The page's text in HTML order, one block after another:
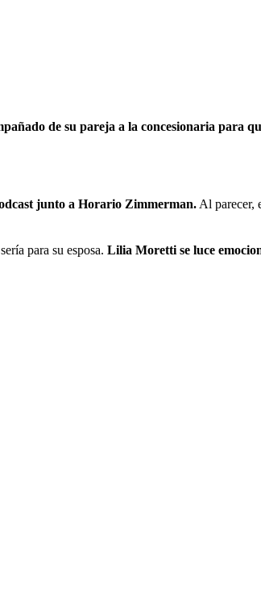
de su pareja a la concesionaria para
junto a Horario Zimmerman. Al parecer,
para su esposa. Lilia Moretti se luce